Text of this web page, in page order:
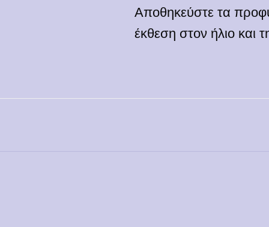
Αποθηκεύστε τα
έκθεση στον ήλιο και